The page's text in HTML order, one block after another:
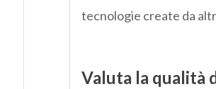
tecnologie create da
Valuta la qualità